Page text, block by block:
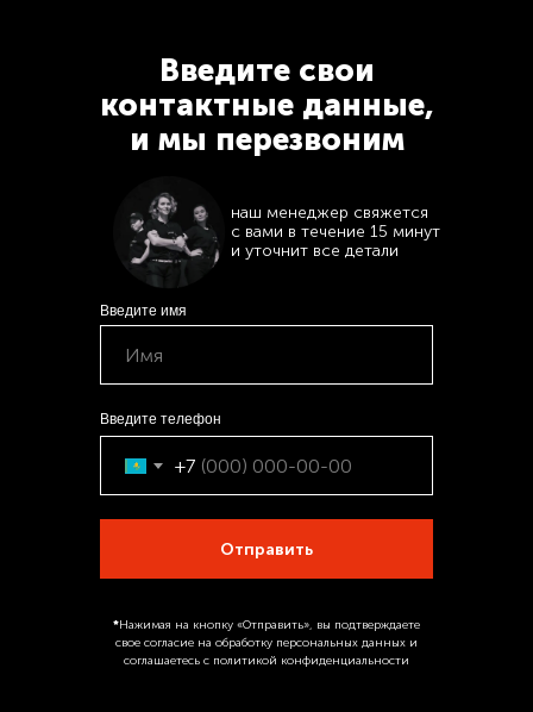
Введите свои
контактные данные,
и мы перезвоним
наш менеджер свяжется
с вами в течение 15 минут
и уточнит все детали
Введите имя
Введите телефон
+7
Отправить
*Нажимая на кнопку «Отправить», вы подтверждаете
свое согласие на обработку персональных данных и
соглашаетесь с политикой конфиденциальности